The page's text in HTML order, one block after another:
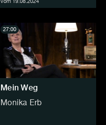
vom 19.08.2024
Mein Weg
Monika Erb
27:00